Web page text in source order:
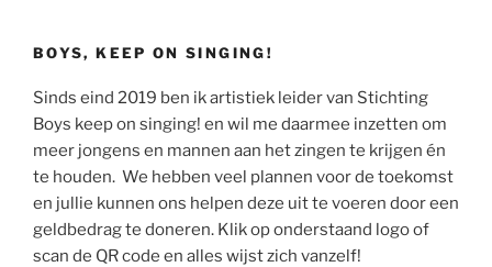
BOYS, KEEP ON SINGING!
Sinds eind 2019 ben ik artistiek leider van Stichting
Boys keep on singing! en wil me daarmee inzetten om
meer jongens en mannen aan het zingen te krijgen én
te houden. We hebben veel plannen voor de toekomst
en jullie kunnen ons helpen deze uit te voeren door een
geldbedrag te doneren. Klik op onderstaand logo of
scan de QR code en alles wijst zich vanzelf!